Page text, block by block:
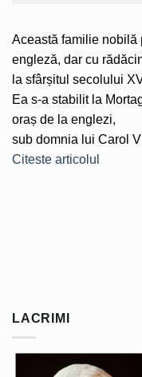
Această familie nobilă
engleză, dar cu
la sfârșitul secolului
Ea s-a stabilit la
oraș de la englezi,
sub domnia lui Carol
Citeste articolul
LACRIMI